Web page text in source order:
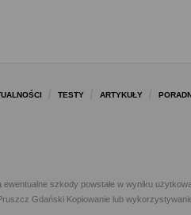
TESTY ARTYKUŁY
ewentualne szkody powstałe w wyniku
Gdański Kopiowanie lub